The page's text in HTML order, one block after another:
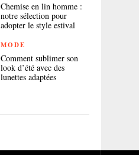
Chemise en lin homme :
notre sélection pour
adopter le style estival
MODE
Comment sublimer son
look d’été avec des
lunettes adaptées